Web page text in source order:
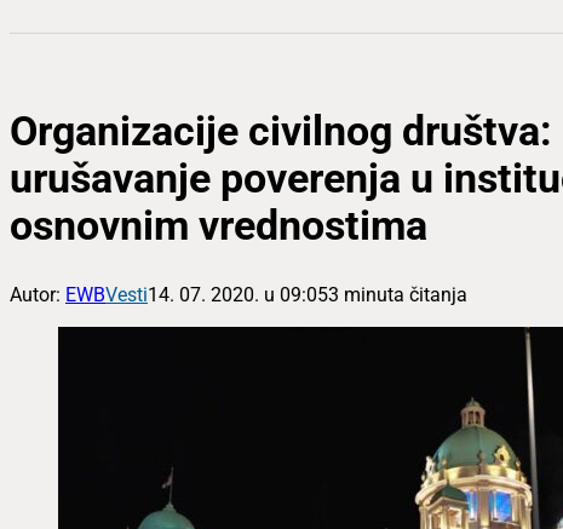
Organizacije civilnog
urušavanje poverenja u
osnovnim vrednostima
Autor: EWBVesti14. 07. 2020. u 09:053 minuta čitanja